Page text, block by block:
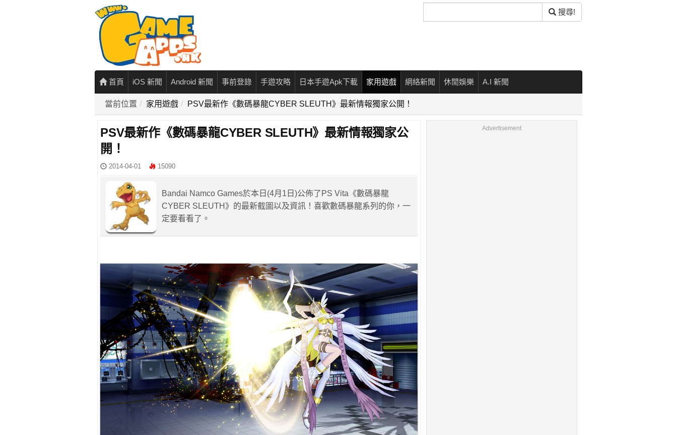
尋
搜尋!
首頁 iOS 新聞 Android 新聞 事前登錄 手遊攻略 日本手遊Apk下載 家用遊戲 網絡新聞 休閒娛樂 A.I 新聞
當前位置 家用遊戲 PSV最新作《數碼暴龍CYBER SLEUTH》最新情報獨家公開！
PSV最新作《數碼暴龍CYBER SLEUTH》最新情報獨家公
開！
2014-04-01 15090
Bandai Namco Games於本日(4月1日)公佈了PS Vita《數碼暴龍
CYBER SLEUTH》的最新截圖以及資訊！喜歡數碼暴龍系列的你，一
定要看看了。
Advertisement